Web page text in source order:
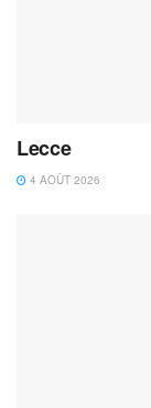
Lecce
4 AOÛT 2026